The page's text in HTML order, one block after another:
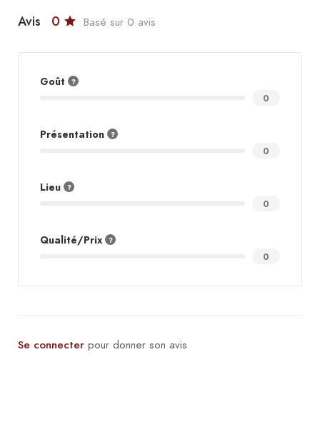
Avis 0 Basé sur 0 avis
Goût
0
Présentation
0
Lieu
0
Qualité/Prix
0
Se connecter pour donner son avis